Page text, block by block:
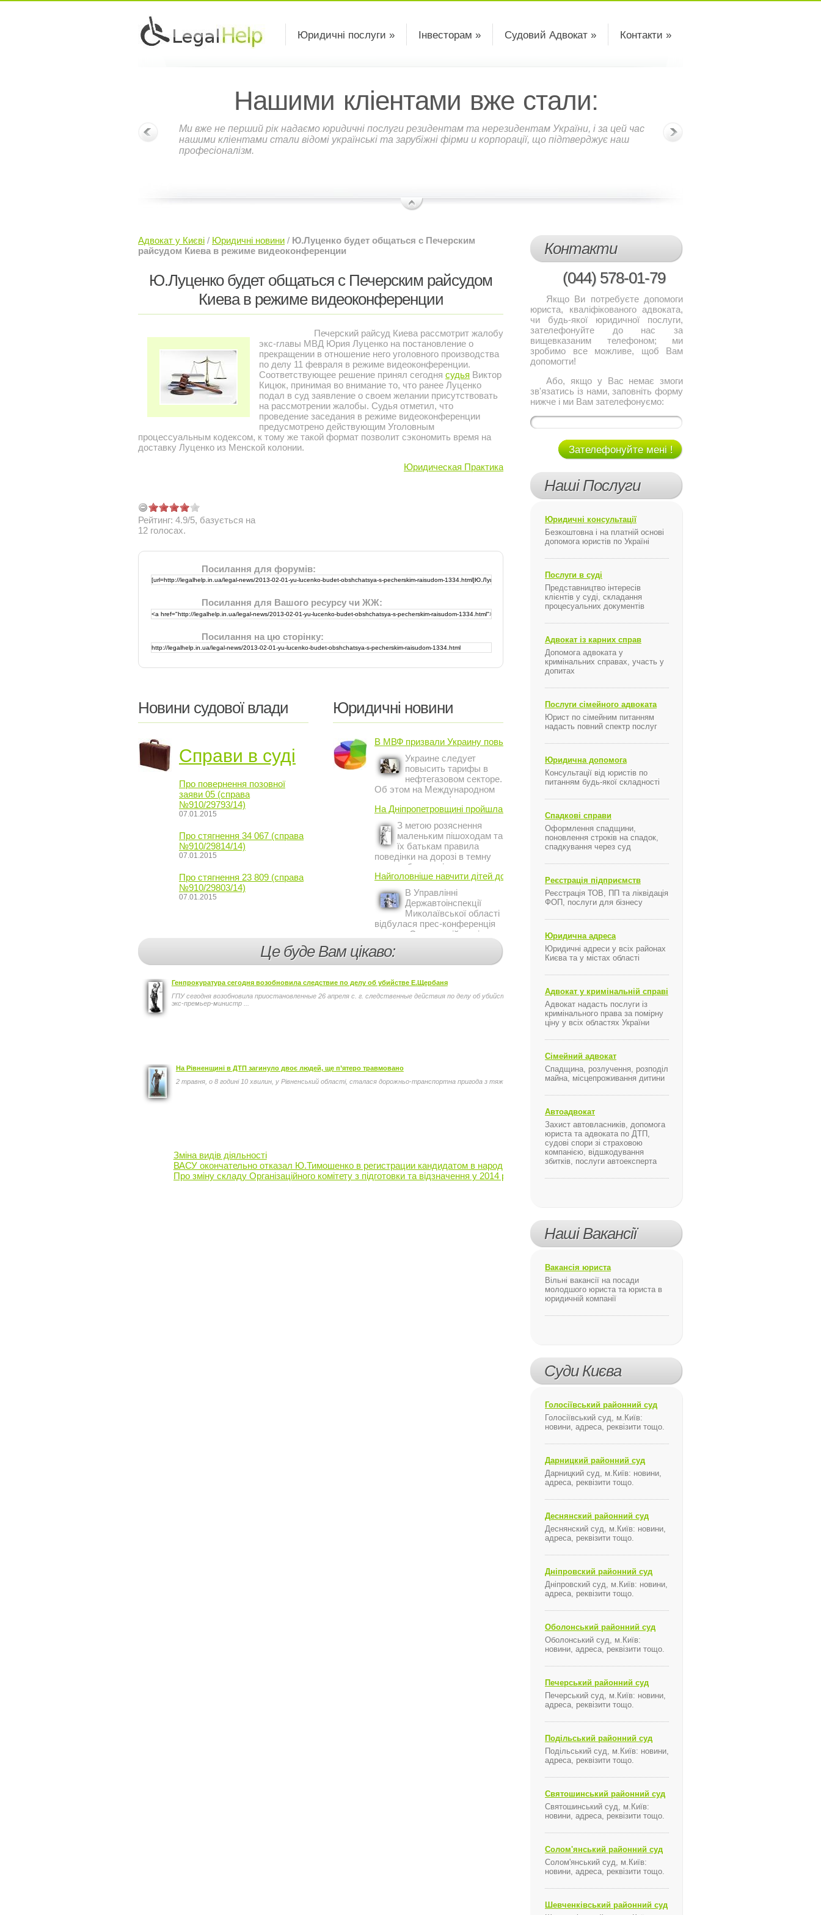
Юридичні послуги » Інвесторам » Судовий Адвокат » Контакти »
Нашими кліентами вже стали:
Ми вже не перший рік надаємо юридичні послуги резидентам та нерезидентам України, і за цей час
нашими кліентами стали відомі українські та зарубіжні фірми и корпорації, що підтверджує наш
професіоналізм.
Адвокат у Києві / Юридичні новини / Ю.Луценко будет общаться с Печерским
райсудом Киева в режиме видеоконференции
Ю.Луценко будет общаться с Печерским райсудом
Киева в режиме видеоконференции
Печерский райсуд Киева рассмотрит жалобу
экс-главы МВД Юрия Луценко на постановление о
прекращении в отношение него уголовного производства
по делу 11 февраля в режиме видеоконференции.
Соответствующее решение принял сегодня судья Виктор
Кицюк, принимая во внимание то, что ранее Луценко
подал в суд заявление о своем желании присутствовать
на рассмотрении жалобы. Судья отметил, что
проведение заседания в режиме видеоконференции
предусмотрено действующим Уголовным
процессуальным кодексом, к тому же такой формат позволит сэкономить время на
доставку Луценко из Менской колонии.
Юридическая Практика
Рейтинг: 4.9/5, базується на
12 голосах.
Посилання для форумів:
Посилання для Вашого ресурсу чи ЖЖ:
Посилання на цю сторінку:
Новини судової влади
Справи в суді
Про повернення позовної
заяви 05 (справа
№910/29793/14)
07.01.2015
Про стягнення 34 067 (справа
№910/29814/14)
07.01.2015
Про стягнення 23 809 (справа
№910/29803/14)
07.01.2015
Юридичні новини
В МВФ призвали Украину повысить ...
Украине следует
повысить тарифы в
нефтегазовом секторе.
Об этом на Международном
инвестиционном форуме в
Киеве заявил постоянный
представитель МВФ на
Украине Жером Ваше.
На Дніпропетровщині пройшла акція ...
З метою розяснення
маленьким пішоходам та
їх батькам правила
поведінки на дорозі в темну
пору доби, працівники сектору
профілактичної роботи відділу
ДАІ з обслуговування міста
Кривий Ріг провели ...
Найголовніше навчити дітей дотримуватися ...
В Управлінні
Державтоінспекції
Миколаївської області
відбулася прес-конференція
на тему Стан аварійності за
пішоходів.
Це буде Вам цікаво:
Генпрокуратура сегодня возобновила следствие по делу об убийстве Е.Щербаня
ГПУ сегодня возобновила приостановленные 26 апреля с. г. следственные действия по делу об убийстве народного депутата и бизнесмена Евгения Щербаня, в организации которого подозревается
экс-премьер-министр ...
На Рівненщині в ДТП загинуло двоє людей, ще п’ятеро травмовано
2 травня, о 8 годині 10 хвилин, у Рівненський області, сталася дорожньо-транспортна пригода з тяжкими наслідками.
Зміна видів діяльності
ВАСУ окончательно отказал Ю.Тимошенко в регистрации кандидатом в народные депутаты
Про зміну складу Організаційного комітету з підготовки та відзначення у 2014 році 120-річчя від дня народження Олександра Довженка, Кабінет Міністрів
Контакти
(044) 578-01-79
Якщо Ви потребуєте допомоги
юриста, кваліфікованого адвоката,
чи будь-якої юридичної послуги,
зателефонуйте до нас за
вищевказаним телефоном; ми
зробимо все можливе, щоб Вам
допомогти!
Або, якщо у Вас немає змоги
зв'язатись із нами, заповніть форму
нижче і ми Вам зателефонуємо:
Зателефонуйте мені !
Наші Послуги
Юридичні консультації
Безкоштовна і на платній основі
допомога юристів по Україні
Послуги в суді
Представництво інтересів
клієнтів у суді, складання
процесуальних документів
Адвокат із карних справ
Допомога адвоката у
кримінальних справах, участь у
допитах
Послуги сімейного адвоката
Юрист по сімейним питанням
надасть повний спектр послуг
Юридична допомога
Консультації від юристів по
питанням будь-якої складності
Спадкові справи
Оформлення спадщини,
поновлення строків на спадок,
спадкування через суд
Реєстрація підприємств
Реєстрація ТОВ, ПП та ліквідація
ФОП, послуги для бізнесу
Юридична адреса
Юридичні адреси у всіх районах
Києва та у містах області
Адвокат у кримінальній справі
Адвокат надасть послуги із
кримінального права за помірну
ціну у всіх областях України
Сімейний адвокат
Спадщина, розлучення, розподіл
майна, місцепроживання дитини
Автоадвокат
Захист автовласників, допомога
юриста та адвоката по ДТП,
судові спори зі страховою
компанією, відшкодування
збитків, послуги автоексперта
Наші Вакансії
Вакансія юриста
Вільні вакансії на посади
молодшого юриста та юриста в
юридичній компанії
Суди Києва
Голосіївський районний суд
Голосіївський суд, м.Київ:
новини, адреса, реквізити тощо.
Дарницкий районний суд
Дарницкий суд, м.Київ: новини,
адреса, реквізити тощо.
Деснянский районний суд
Деснянский суд, м.Київ: новини,
адреса, реквізити тощо.
Дніпровский районний суд
Дніпровский суд, м.Київ: новини,
адреса, реквізити тощо.
Оболонський районний суд
Оболонський суд, м.Київ:
новини, адреса, реквізити тощо.
Печерський районний суд
Печерський суд, м.Київ: новини,
адреса, реквізити тощо.
Подільський районний суд
Подільський суд, м.Київ: новини,
адреса, реквізити тощо.
Святошинський районний суд
Святошинський суд, м.Київ:
новини, адреса, реквізити тощо.
Солом'янський районний суд
Солом'янський суд, м.Київ:
новини, адреса, реквізити тощо.
Шевченківський районний суд